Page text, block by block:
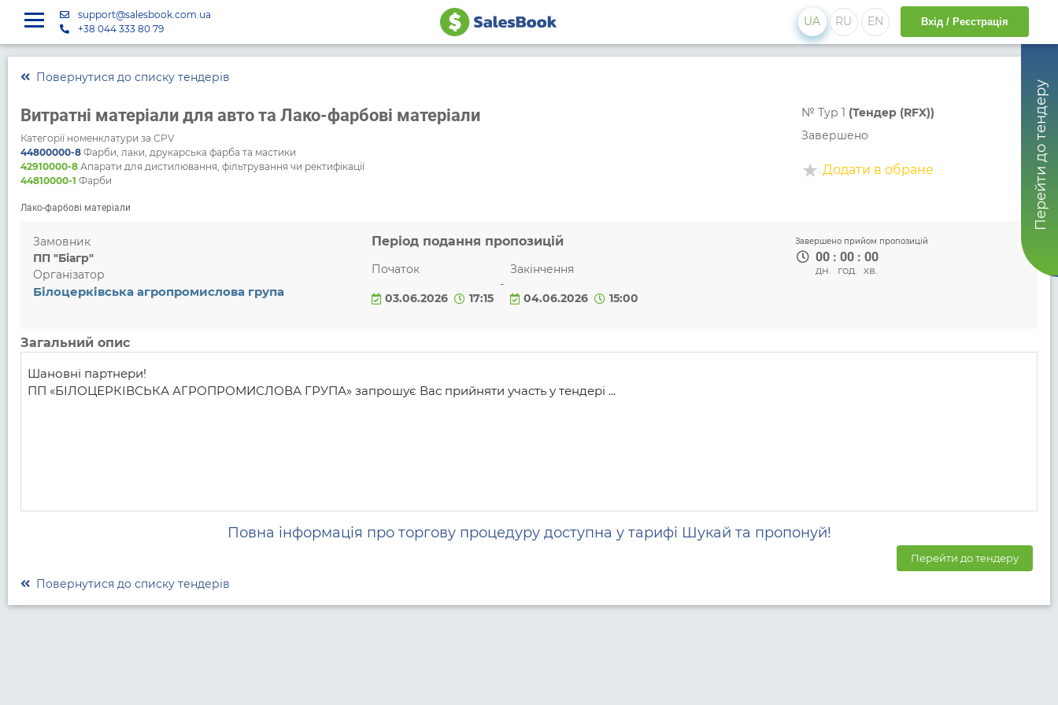
support@salesbook.com.ua
+38 044 333 80 79
UA RU EN Вхід / Реєстрація
Перейти до тендеру
Повернутися до списку тендерів
Витратні матеріали для авто та Лако-фарбові матеріали
Категорії номенклатури за CPV
44800000-8 Фарби, лаки, друкарська фарба та мастики
42910000-8 Апарати для дистилювання, фільтрування чи ректифікації
44810000-1 Фарби
Лако-фарбові матеріали
№ Тур 1 (Тендер (RFX))
Завершено
Додати в обране
Замовник
ПП "Біагр"
Організатор
Білоцерківська агропромислова група
Період подання пропозицій
Початок
03.06.2026 17:15
-
Закінчення
04.06.2026 15:00
Завершено прийом пропозицій
00 : 00 : 00
дн. год. хв.
Загальний опис
Шановні партнери!
ПП «БІЛОЦЕРКІВСЬКА АГРОПРОМИСЛОВА ГРУПА» запрошує Вас прийняти участь у тендері ...
Повна інформація про торгову процедуру доступна у тарифі Шукай та пропонуй!
Перейти до тендеру
Повернутися до списку тендерів